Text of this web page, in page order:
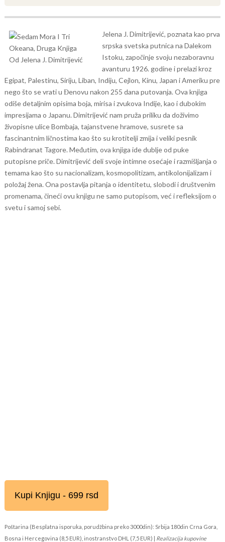
Jelena J. Dimitrijević, poznata kao prva
srpska svetska putnica na Dalekom
Istoku, započinje svoju nezaboravnu
avanturu 1926. godine i prelazi kroz
Egipat, Palestinu, Siriju, Liban, Indiju, Cejlon, Kinu, Japan i Ameriku pre
nego što se vrati u Đenovu nakon 255 dana putovanja. Ova knjiga
odiše detaljnim opisima boja, mirisa i zvukova Indije, kao i dubokim
impresijama o Japanu. Dimitrijević nam pruža priliku da doživimo
živopisne ulice Bombaja, tajanstvene hramove, susrete sa
fascinantnim ličnostima kao što su krotitelji zmija i veliki pesnik
Rabindranat Tagore. Međutim, ova knjiga ide dublje od puke
putopisne priče. Dimitrijević deli svoje intimne osećaje i razmišljanja o
temama kao što su nacionalizam, kosmopolitizam, antikolonijalizam i
položaj žena. Ona postavlja pitanja o identitetu, slobodi i društvenim
promenama, čineći ovu knjigu ne samo putopisom, već i refleksijom o
svetu i samoj sebi.
Kupi Knjigu - 699 rsd
Poštarina (Besplatna isporuka, porudžbina preko 3000din): Srbija 180din Crna Gora,
Bosna i Hercegovina (8,5 EUR), inostranstvo DHL (7,5 EUR) | Realizacija kupovine